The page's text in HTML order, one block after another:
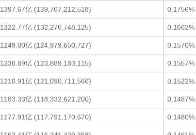
1397.67亿 (139,767,212,518) 0.1756%
1322.77亿 (132,276,748,125) 0.1662%
1249.80亿 (124,979,650,727) 0.1570%
1238.89亿 (123,889,183,115) 0.1557%
1210.91亿 (121,090,711,566) 0.1522%
1183.33亿 (118,332,621,200) 0.1487%
1177.91亿 (117,791,170,670) 0.1480%